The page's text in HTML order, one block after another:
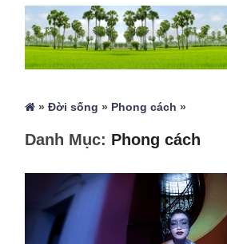
»Đời sống » Phong cách »
Danh Mục: Phong cách